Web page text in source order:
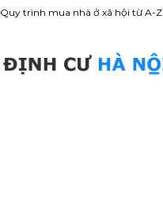
Quy trình mua nhà ở xã hội từ A-Z